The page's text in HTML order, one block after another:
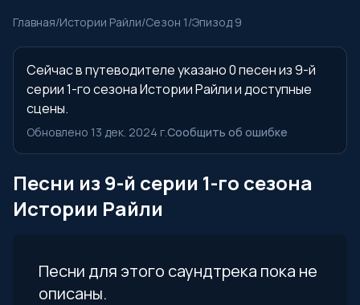
Главная/Истории Райли/Сезон 1/Эпизод 9
Сейчас в путеводителе указано 0 песен из 9-й
серии 1-го сезона Истории Райли и доступные
сцены.
Обновлено 13 дек. 2024 г.Сообщить об ошибке
Песни из 9-й серии 1-го сезона
Истории Райли
Песни для этого саундтрека пока не
описаны.